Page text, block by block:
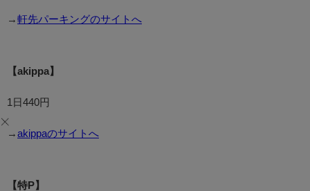
→ 軒先パーキングのサイトへ
【akippa】
1日440円
→ akippaのサイトへ
【特P】